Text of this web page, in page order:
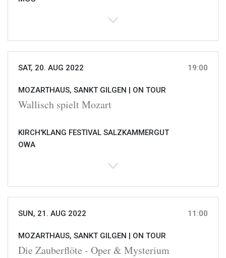
SAT, 20. AUG 2022 19:00
MOZARTHAUS, SANKT GILGEN | ON TOUR
Wallisch spielt Mozart
KIRCH'KLANG FESTIVAL SALZKAMMERGUT
OWA
SUN, 21. AUG 2022 11:00
MOZARTHAUS, SANKT GILGEN | ON TOUR
Die Zauberflöte - Oper & Mysterium